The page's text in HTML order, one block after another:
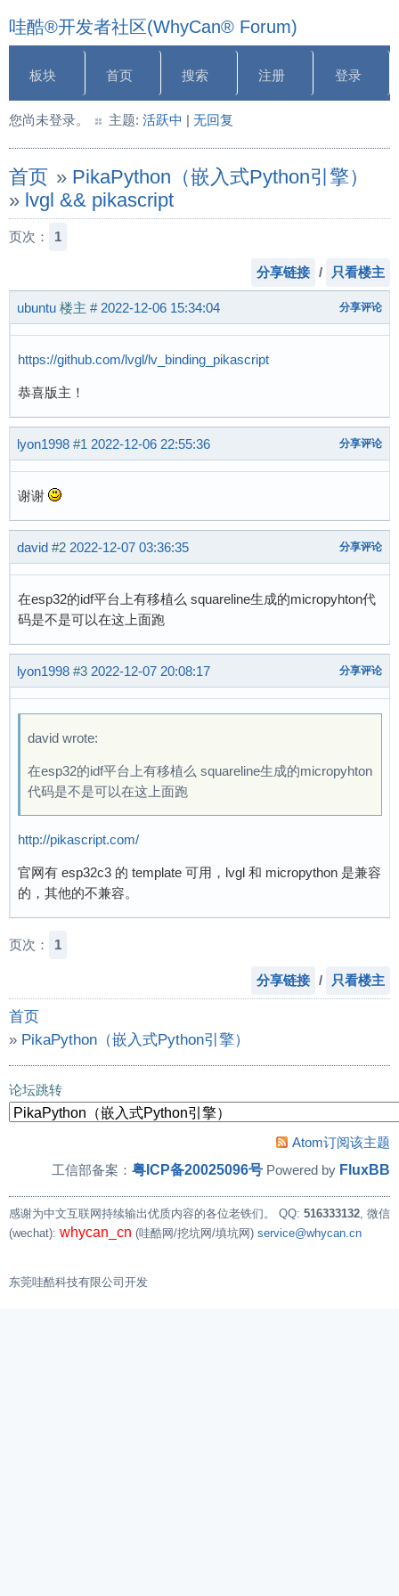
哇酷®开发者社区(WhyCan® Forum)
板块 首页 搜索 注册 登录
您尚未登录。 主题: 活跃中 | 无回复
首页 » PikaPython（嵌入式Python引擎）
» lvgl && pikascript
页次： 1
分享链接 / 只看楼主
ubuntu 楼主 # 2022-12-06 15:34:04 分享评论
https://github.com/lvgl/lv_binding_pikascript
恭喜版主！
lyon1998 #1 2022-12-06 22:55:36 分享评论
谢谢
david #2 2022-12-07 03:36:35 分享评论
在esp32的idf平台上有移植么 squareline生成的micropyhton代
码是不是可以在这上面跑
lyon1998 #3 2022-12-07 20:08:17 分享评论
david wrote:
在esp32的idf平台上有移植么 squareline生成的micropyhton
代码是不是可以在这上面跑
http://pikascript.com/
官网有 esp32c3 的 template 可用，lvgl 和 micropython 是兼容
的，其他的不兼容。
页次： 1
分享链接 / 只看楼主
首页
» PikaPython（嵌入式Python引擎）
»lvgl && pikascript
论坛跳转
Atom订阅该主题
工信部备案： 粤ICP备20025096号 Powered by FluxBB
感谢为中文互联网持续输出优质内容的各位老铁们。 QQ: 516333132, 微信
(wechat): whycan_cn (哇酷网/挖坑网/填坑网) service@whycan.cn
东莞哇酷科技有限公司开发